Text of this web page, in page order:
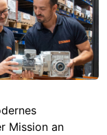
Mission an